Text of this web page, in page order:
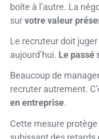
boîte à l’autre. La
survotre valeur
Le recruteur doit
aujourd’hui. Le passé
Beaucoup de
recruter autrement.
en entreprise.
Cette mesure